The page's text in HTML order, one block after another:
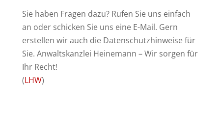
Sie haben Fragen dazu? Rufen Sie uns einfach
an oder schicken Sie uns eine E-Mail. Gern
erstellen wir auch die Datenschutzhinweise für
Sie. Anwaltskanzlei Heinemann – Wir sorgen für
Ihr Recht!
(LHW)